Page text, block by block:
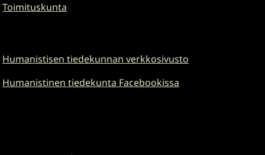
Toimituskunta
Humanistisen tiedekunnan verkkosivusto
Humanistinen tiedekunta Facebookissa